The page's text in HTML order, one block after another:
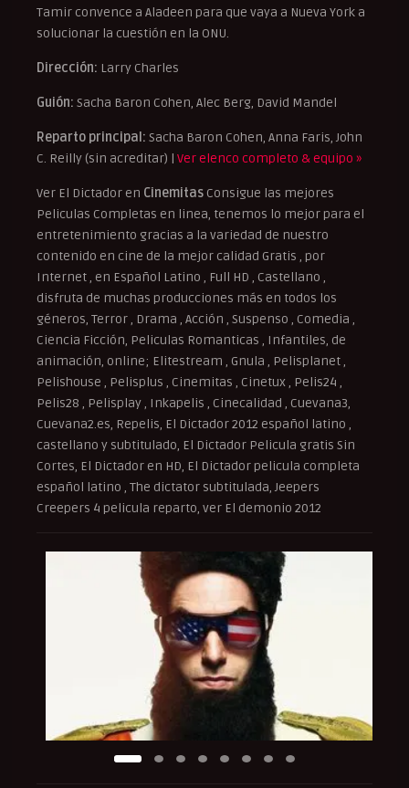
Tamir convence a Aladeen para que vaya a Nueva York a
solucionar la cuestión en la ONU.
Dirección: Larry Charles
Guión: Sacha Baron Cohen, Alec Berg, David Mandel
Reparto principal: Sacha Baron Cohen, Anna Faris, John
C. Reilly (sin acreditar) | Ver elenco completo & equipo »
Ver El Dictador en Cinemitas Consigue las mejores
Peliculas Completas en linea, tenemos lo mejor para el
entretenimiento gracias a la variedad de nuestro
contenido en cine de la mejor calidad Gratis , por
Internet , en Español Latino , Full HD , Castellano ,
disfruta de muchas producciones más en todos los
géneros, Terror , Drama , Acción , Suspenso , Comedia ,
Ciencia Ficción, Peliculas Romanticas , Infantiles, de
animación, online; Elitestream , Gnula , Pelisplanet ,
Pelishouse , Pelisplus , Cinemitas , Cinetux , Pelis24 ,
Pelis28 , Pelisplay , Inkapelis , Cinecalidad , Cuevana3,
Cuevana2.es, Repelis, El Dictador 2012 español latino ,
castellano y subtitulado, El Dictador Pelicula gratis Sin
Cortes, El Dictador en HD, El Dictador pelicula completa
español latino , The dictator subtitulada, Jeepers
Creepers 4 pelicula reparto, ver El demonio 2012